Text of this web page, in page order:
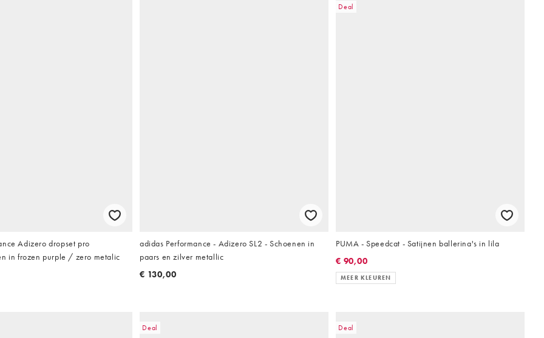
Adizero dropset pro
in frozen purple / zero metalic
adidas Performance - Adizero SL2 - Schoenen in
paars en zilver metallic
€ 130,00
Deal
PUMA - Speedcat - Satijnen ballerina's in lila
€ 90,00
MEER KLEUREN
Deal Deal